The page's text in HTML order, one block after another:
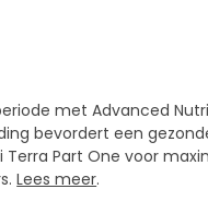
met Advanced
bevordert een
Part One voor
Lees meer.